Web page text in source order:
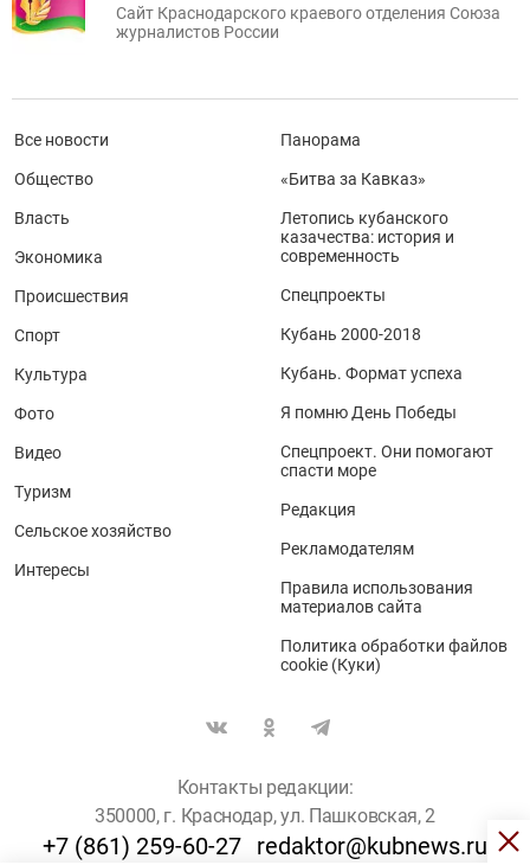
Сайт Краснодарского краевого отделения Союза
журналистов России
Все новости
Общество
Власть
Экономика
Происшествия
Спорт
Культура
Фото
Видео
Туризм
Сельское хозяйство
Интересы
Панорама
«Битва за Кавказ»
Летопись кубанского
казачества: история и
современность
Спецпроекты
Кубань 2000-2018
Кубань. Формат успеха
Я помню День Победы
Спецпроект. Они помогают
спасти море
Редакция
Рекламодателям
Правила использования
материалов сайта
Политика обработки файлов
cookie (Куки)
Контакты редакции:
350000, г. Краснодар, ул. Пашковская, 2
+7 (861) 259-60-27 redaktor@kubnews.ru